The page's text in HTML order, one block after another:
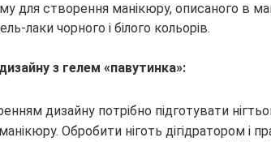
для створення манікюру, описаного в
лаки чорного і білого кольорів.
з гелем «павутинка»:
дизайну потрібно підготувати
Обробити ніготь дігідратором і